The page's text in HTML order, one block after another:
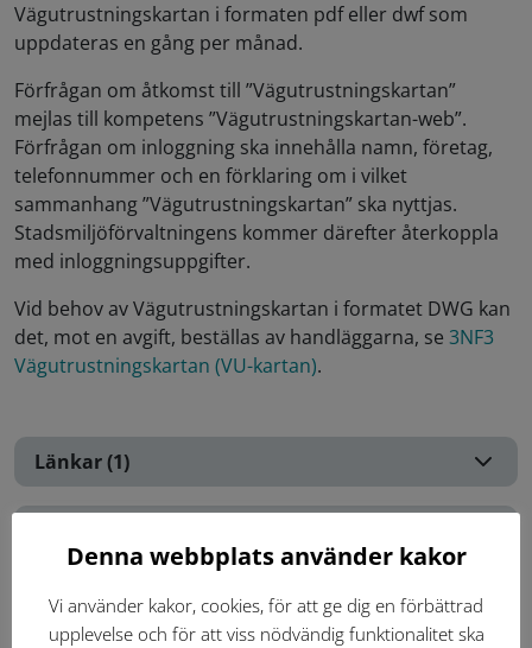
Vägutrustningskartan i formaten pdf eller dwf som
uppdateras en gång per månad.
Förfrågan om åtkomst till ”Vägutrustningskartan”
mejlas till kompetens ”Vägutrustningskartan-web”.
Förfrågan om inloggning ska innehålla namn, företag,
telefonnummer och en förklaring om i vilket
sammanhang ”Vägutrustningskartan” ska nyttjas.
Stadsmiljöförvaltningens kommer därefter återkoppla
med inloggningsuppgifter.
Vid behov av Vägutrustningskartan i formatet DWG kan
det, mot en avgift, beställas av handläggarna, se 3NF3
Vägutrustningskartan (VU-kartan).
Länkar (1)
Inloggning krävs för att se kontakter i Teknisk Handbok.
Denna webbplats använder kakor
Vi använder kakor, cookies, för att ge dig en förbättrad
upplevelse och för att viss nödvändig funktionalitet ska